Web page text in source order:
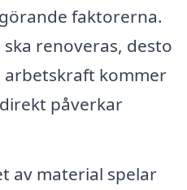
faktorerna.
renoveras, desto
arbetskraft kommer
påverkar
av material spelar